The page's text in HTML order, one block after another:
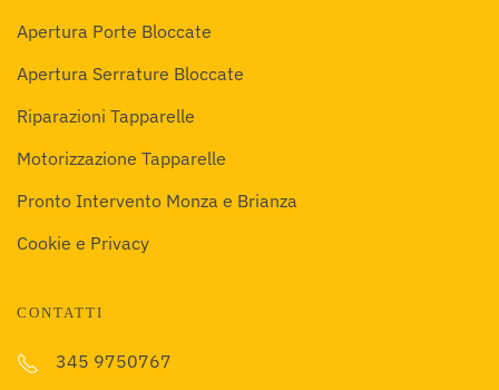
Apertura Porte Bloccate
Apertura Serrature Bloccate
Riparazioni Tapparelle
Motorizzazione Tapparelle
Pronto Intervento Monza e Brianza
Cookie e Privacy
CONTATTI
345 9750767